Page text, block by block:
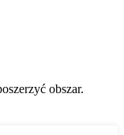
obszar.